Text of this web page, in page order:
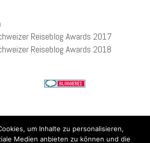
Reiseblog Awards 2017
Reiseblog Awards 2018
um Inhalte zu personalisieren,
Medien anbieten zu können und die